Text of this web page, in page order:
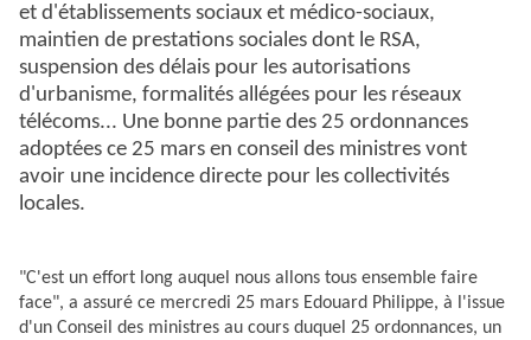
et d'établissements sociaux et médico-sociaux,
maintien de prestations sociales dont le RSA,
suspension des délais pour les autorisations
d'urbanisme, formalités allégées pour les réseaux
télécoms... Une bonne partie des 25 ordonnances
adoptées ce 25 mars en conseil des ministres vont
avoir une incidence directe pour les collectivités
locales.
"C'est un effort long auquel nous allons tous ensemble faire
face", a assuré ce mercredi 25 mars Edouard Philippe, à l'issue
d'un Conseil des ministres au cours duquel 25 ordonnances, un